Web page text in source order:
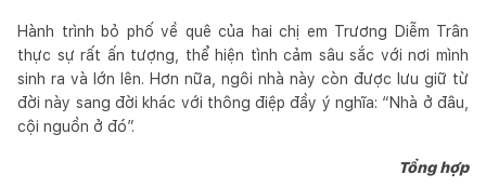
Hành trình bỏ phố về quê của hai chị em Trương Diễm Trân
thực sự rất ấn tượng, thể hiện tình cảm sâu sắc với nơi mình
sinh ra và lớn lên. Hơn nữa, ngôi nhà này còn được lưu giữ từ
đời này sang đời khác với thông điệp đầy ý nghĩa: “Nhà ở đâu,
cội nguồn ở đó”.
Tổng hợp